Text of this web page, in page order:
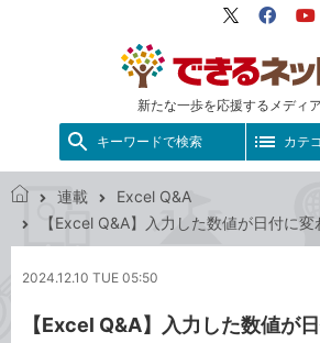
新たな一歩を応援するメディア
X（旧
キーワードで検索 カテ
ネ
ト
連載
Excel Q&A
【Excel Q&A】入力した数値が日付に変
2024.12.10 TUE 05:50
【Excel Q&A】入力した数値が